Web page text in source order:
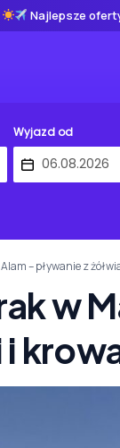
Najlepsze
Wyjazd od
– pływanie z
w
i